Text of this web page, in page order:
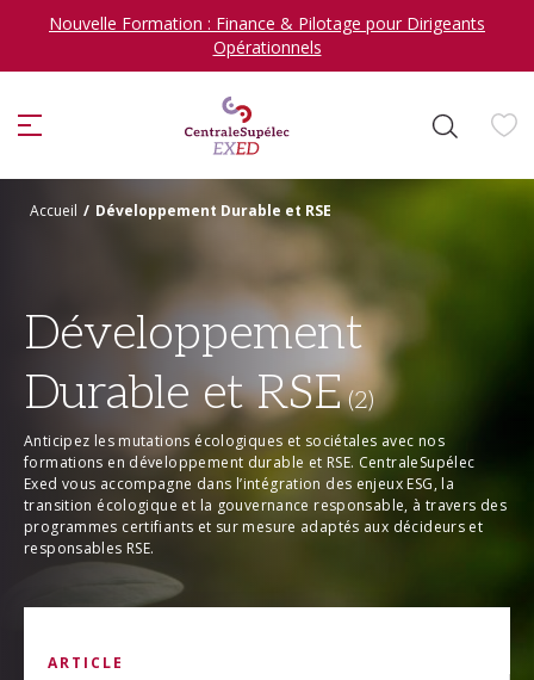
Nouvelle Formation : Finance & Pilotage pour Dirigeants
Opérationnels
Je veux me former en
sélectionner
sélectionner
Accueil / Développement Durable et RSE
Développement
Durable et RSE(2)
Anticipez les mutations écologiques et sociétales avec nos
formations en développement durable et RSE. CentraleSupélec
Exed vous accompagne dans l’intégration des enjeux ESG, la
transition écologique et la gouvernance responsable, à travers des
programmes certifiants et sur mesure adaptés aux décideurs et
responsables RSE.
ARTICLE